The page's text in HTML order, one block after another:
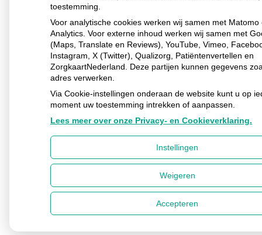
toestemming.
Voor analytische cookies werken wij samen met Matomo
Analytics. Voor externe inhoud werken wij samen met
(Maps, Translate en Reviews), YouTube, Vimeo,
Instagram, X (Twitter), Qualizorg, Patiëntenvertellen en
ZorgkaartNederland. Deze partijen kunnen gegevens
adres verwerken.
Via Cookie-instellingen onderaan de website kunt u op
moment uw toestemming intrekken of aanpassen.
Lees meer over onze Privacy- en Cookieverklaring.
Instellingen
Weigeren
Accepteren